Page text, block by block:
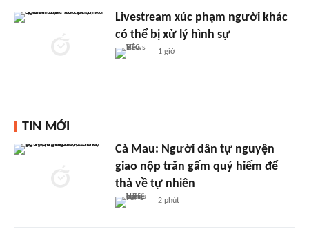
Livestream xúc phạm người khác
có thể bị xử lý hình sự
1 giờ
TIN MỚI
Cà Mau: Người dân tự nguyện
giao nộp trăn gấm quý hiếm để
thả về tự nhiên
2 phút